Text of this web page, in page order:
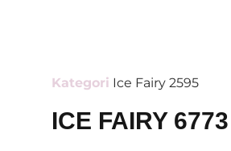
Kategori Ice Fairy 2595
ICE FAIRY 6773